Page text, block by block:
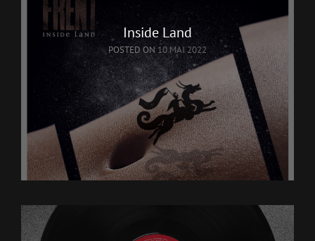
Inside Land
POSTED ON 10 MAI 2022